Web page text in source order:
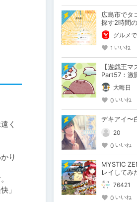
く
り
」
広島市でタ
探す2時間
ーム /
グルメ
1 いいね
【遊戯王マ
Part57：激
D【架空デ
大晦日
0 いいね
デキアイ〜
20
0 いいね
MYSTIC
レイしてみ
76421
0 いいね